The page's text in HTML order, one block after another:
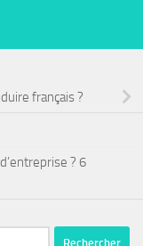
français ?
? 6